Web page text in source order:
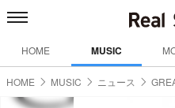
HOME MUSIC
HOME MUSIC ニュース